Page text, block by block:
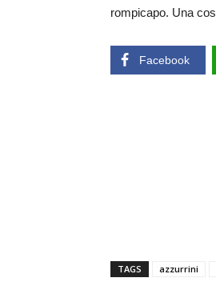
rompicapo. Una
Facebook
TAGS azzurrini